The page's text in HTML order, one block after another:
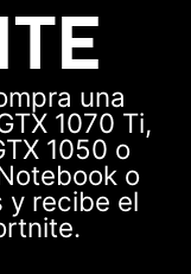
una
1070 Ti,
1050 o
o
y recibe el